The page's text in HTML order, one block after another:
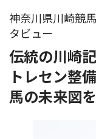
神奈川県川崎競
タビュー
伝統の川崎
トレセン整
馬の未来図